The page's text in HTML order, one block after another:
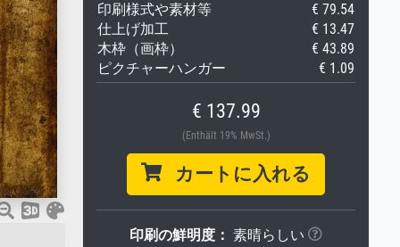
印刷様式や素材等
€ 79.54
仕上げ加工
€ 13.47
木枠（画枠）
€ 43.89
ピクチャーハンガー
€ 1.09
€ 137.99
(Enthält 19% MwSt.)
カートに入れる
印刷の鮮明度： 素晴らしい